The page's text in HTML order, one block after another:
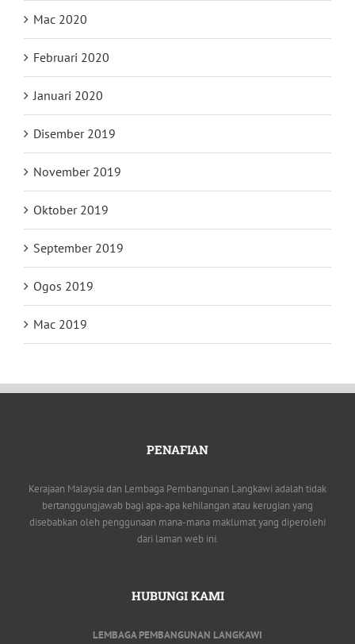
Mac 2020
Februari 2020
Januari 2020
Disember 2019
November 2019
Oktober 2019
September 2019
Ogos 2019
Mac 2019
PENAFIAN
Kerajaan Malaysia dan Lembaga Pembangunan Langkawi adalah tidak
bertanggungjawab bagi apa-apa kehilangan atau kerugian yang
disebabkan oleh penggunaan mana-mana maklumat yang diperolehi
dari laman web ini.
HUBUNGI KAMI
LEMBAGA PEMBANGUNAN LANGKAWI